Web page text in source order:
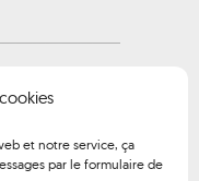
et notre service, ça
par le formulaire de